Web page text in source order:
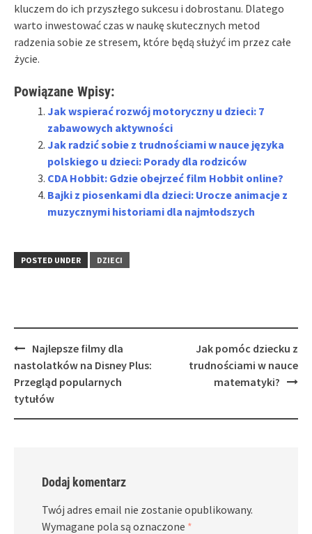
kluczem do ich przyszłego sukcesu i dobrostanu. Dlatego
warto inwestować czas w naukę skutecznych metod
radzenia sobie ze stresem, które będą służyć im przez całe
życie.
Powiązane Wpisy:
Jak wspierać rozwój motoryczny u dzieci: 7
zabawowych aktywności
Jak radzić sobie z trudnościami w nauce języka
polskiego u dzieci: Porady dla rodziców
CDA Hobbit: Gdzie obejrzeć film Hobbit online?
Bajki z piosenkami dla dzieci: Urocze animacje z
muzycznymi historiami dla najmłodszych
POSTED UNDER DZIECI
Post
navigation
Najlepsze filmy dla
nastolatków na Disney Plus:
Przegląd popularnych
tytułów
Jak pomóc dziecku z
trudnościami w nauce
matematyki?
Dodaj komentarz
Twój adres email nie zostanie opublikowany.
Wymagane pola są oznaczone *